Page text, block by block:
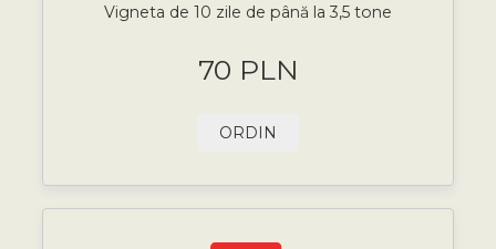
Vigneta de 10 zile de până la 3,5 tone
70 PLN
ORDIN